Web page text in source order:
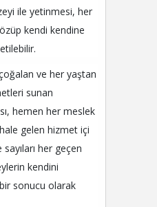
ile yetinmesi, her
kendi kendine
ve her yaştan
sunan
hemen her meslek
gelen hizmet içi
her geçen
kendini
sonucu olarak